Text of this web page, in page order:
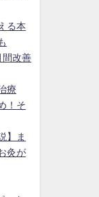
る本
間改善
療
！そ
】ま
灸が